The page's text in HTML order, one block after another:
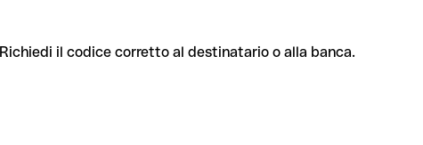
il codice corretto al destinatario o alla banca.